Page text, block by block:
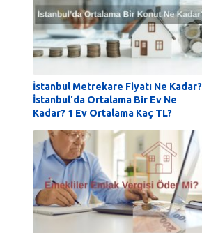
İstanbul Metrekare Fiyatı Ne Kadar?
İstanbul'da Ortalama Bir Ev Ne
Kadar? 1 Ev Ortalama Kaç TL?